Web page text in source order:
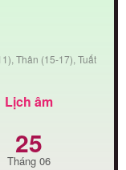
Thân (15-17), Tuất
Lịch âm
25
Tháng 06